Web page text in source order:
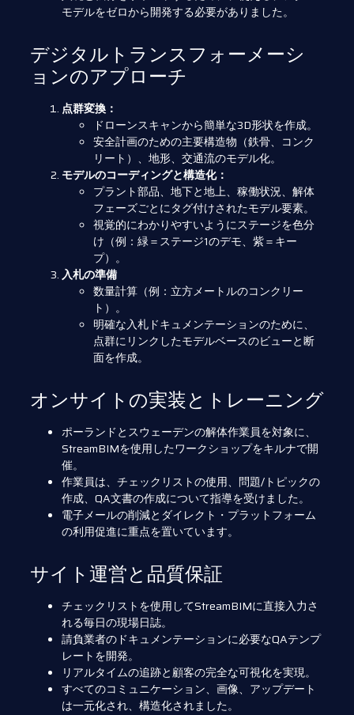
モデルをゼロから開発する必要がありました。
デジタルトランスフォーメーシ
ョンのアプローチ
点群変換：
ドローンスキャンから簡単な3D形状を作成。
安全計画のための主要構造物（鉄骨、コンク
リート）、地形、交通流のモデル化。
モデルのコーディングと構造化：
プラント部品、地下と地上、稼働状況、解体
フェーズごとにタグ付けされたモデル要素。
視覚的にわかりやすいようにステージを色分
け（例：緑＝ステージ1のデモ、紫＝キー
プ）。
入札の準備
数量計算（例：立方メートルのコンクリー
ト）。
明確な入札ドキュメンテーションのために、
点群にリンクしたモデルベースのビューと断
面を作成。
オンサイトの実装とトレーニング
ポーランドとスウェーデンの解体作業員を対象に、
StreamBIMを使用したワークショップをキルナで開
催。
作業員は、チェックリストの使用、問題/トピックの
作成、QA文書の作成について指導を受けました。
電子メールの削減とダイレクト・プラットフォーム
の利用促進に重点を置いています。
サイト運営と品質保証
チェックリストを使用してStreamBIMに直接入力さ
れる毎日の現場日誌。
請負業者のドキュメンテーションに必要なQAテンプ
レートを開発。
リアルタイムの追跡と顧客の完全な可視化を実現。
すべてのコミュニケーション、画像、アップデート
は一元化され、構造化されました。